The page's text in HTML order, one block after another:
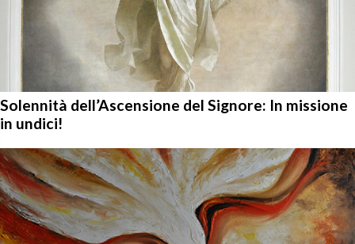
Solennità dell’Ascensione del Signore: In missione
in undici!